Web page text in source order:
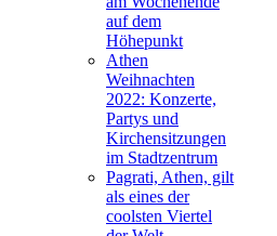
auf dem
Höhepunkt
Athen
Weihnachten
2022: Konzerte,
Partys und
Kirchensitzungen
im Stadtzentrum
Pagrati, Athen, gilt
als eines der
coolsten Viertel